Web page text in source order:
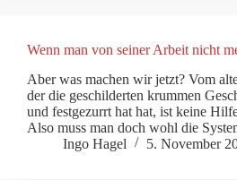
Wenn man von seiner Arbeit nicht
Aber was machen wir jetzt? Vom
der die geschilderten krummen
und festgezurrt hat hat, ist keine
Also muss man doch wohl die
Ingo Hagel
5. November